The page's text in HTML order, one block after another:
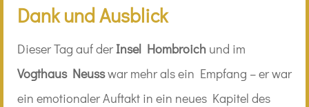
Dank und Ausblick
Dieser Tag auf der Insel Hombroich und im
Vogthaus Neusswar mehr als ein Empfang – er war
ein emotionaler Auftakt in ein neues Kapitel des